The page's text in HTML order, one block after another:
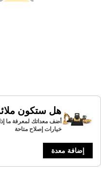
هل ستكون
أضف معداتك لمعرفة ما إذا
خيارات إصلاح متاحة
إضافة معدة